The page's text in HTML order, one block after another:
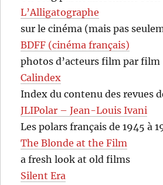
L’Alligatographe
sur le cinéma (mais pas
BDFF (cinéma français)
photos d’acteurs film par film
Calindex
Index du contenu des revues
JLIPolar – Jean-Louis Ivani
Les polars français de 1945 à
The Blonde at the Film
a fresh look at old films
Silent Era